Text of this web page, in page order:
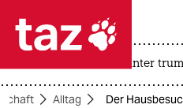
 taz zahl
taz zahl ich
usa unter
Alltag Der